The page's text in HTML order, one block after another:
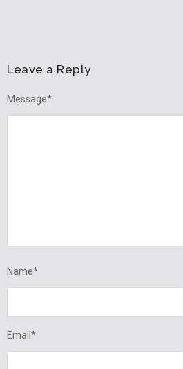
Leave a Reply
Message*
Name*
Email *